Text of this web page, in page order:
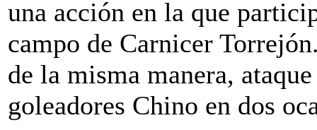
una acción en la que
campo de Carnicer
de la misma manera,
goleadores Chino en dos